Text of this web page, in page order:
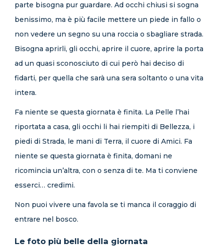
parte bisogna pur guardare. Ad occhi chiusi si sogna
benissimo, ma è più facile mettere un piede in fallo o
non vedere un segno su una roccia o sbagliare strada.
Bisogna aprirli, gli occhi, aprire il cuore, aprire la porta
ad un quasi sconosciuto di cui però hai deciso di
fidarti, per quella che sarà una sera soltanto o una vita
intera.
Fa niente se questa giornata è finita. La Pelle l’hai
riportata a casa, gli occhi li hai riempiti di Bellezza, i
piedi di Strada, le mani di Terra, il cuore di Amici. Fa
niente se questa giornata è finita, domani ne
ricomincia un’altra, con o senza di te. Ma ti conviene
esserci… credimi.
Non puoi vivere una favola se ti manca il coraggio di
entrare nel bosco.
Le foto più belle della giornata